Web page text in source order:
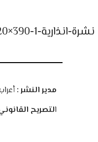
نشرة-انذارية-1-390×220
مدير النشر :
التصريح